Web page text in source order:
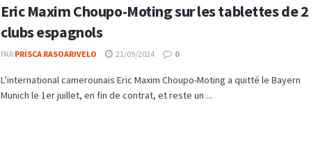
Eric Maxim Choupo-Moting sur les tablettes de 2
clubs espagnols
PAR PRISCA RASOARIVELO 21/09/2024 0
L’international camerounais Eric Maxim Choupo-Moting a quitté le Bayern
Munich le 1er juillet, en fin de contrat, et reste un ...